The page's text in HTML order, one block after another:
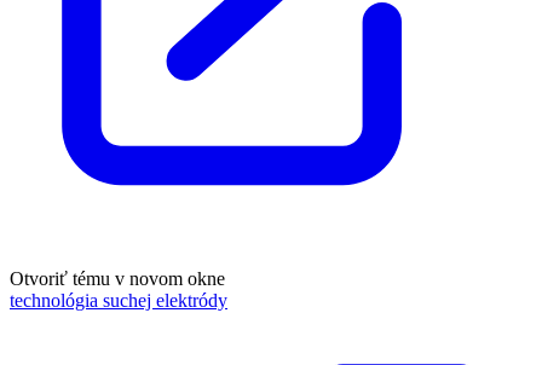
Otvoriť tému v novom okne
technológia suchej elektródy